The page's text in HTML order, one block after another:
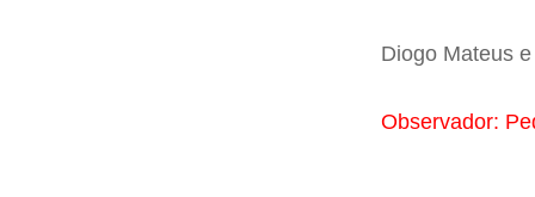
Diogo Mateus
Observador: